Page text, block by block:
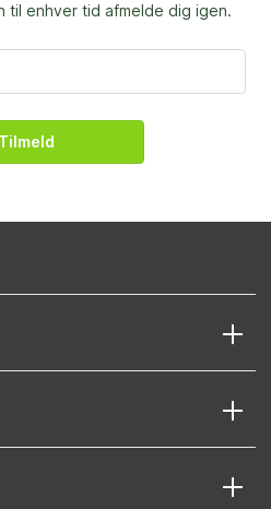
til enhver tid afmelde dig igen.
Tilmeld